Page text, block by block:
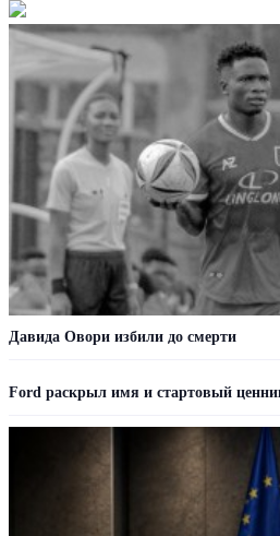
Давида Овори избили до смерти
Ford раскрыл имя и стартовый